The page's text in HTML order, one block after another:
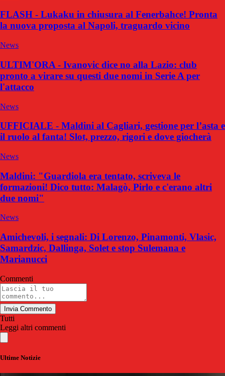
FLASH - Lukaku in chiusura al Fenerbahce! Pronta
la nuova proposta al Napoli, traguardo vicino
News
ULTIM'ORA - Ivanovic dice no alla Lazio: club
pronto a virare su questi due nomi in Serie A per
l'attacco
News
UFFICIALE - Maldini al Cagliari, gestione per l’asta e
il ruolo al fanta! Slot, prezzo, rigori e dove giocherà
News
Maldini: "Guardiola era tentato, scriveva le
formazioni! Dico tutto: Malagò, Pirlo e c'erano altri
due nomi"
News
Amichevoli, i segnali: Di Lorenzo, Pinamonti, Vlasic,
Samardzic, Dallinga, Solet e stop Sulemana e
Marianucci
Commenti
Invia Commento
Tutti
Leggi altri commenti
Ultime Notizie